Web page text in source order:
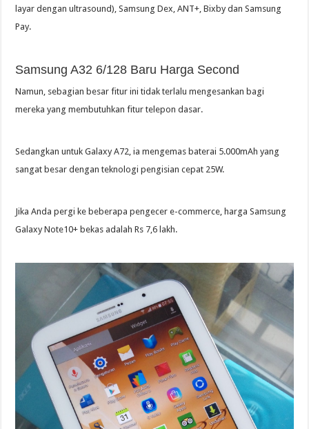
layar dengan ultrasound), Samsung Dex, ANT+, Bixby dan Samsung
Pay.
Samsung A32 6/128 Baru Harga Second
Namun, sebagian besar fitur ini tidak terlalu mengesankan bagi
mereka yang membutuhkan fitur telepon dasar.
Sedangkan untuk Galaxy A72, ia mengemas baterai 5.000mAh yang
sangat besar dengan teknologi pengisian cepat 25W.
Jika Anda pergi ke beberapa pengecer e-commerce, harga Samsung
Galaxy Note10+ bekas adalah Rs 7,6 lakh.